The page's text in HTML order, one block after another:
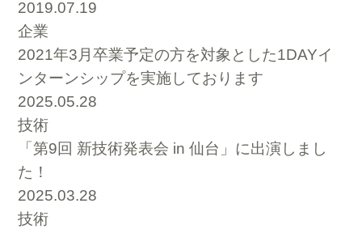
2019.07.19
企業
2021年3月卒業予定の方を対象とした1DAYイ
ンターンシップを実施しております
2025.05.28
技術
「第9回 新技術発表会 in 仙台」に出演しまし
た！
2025.03.28
技術